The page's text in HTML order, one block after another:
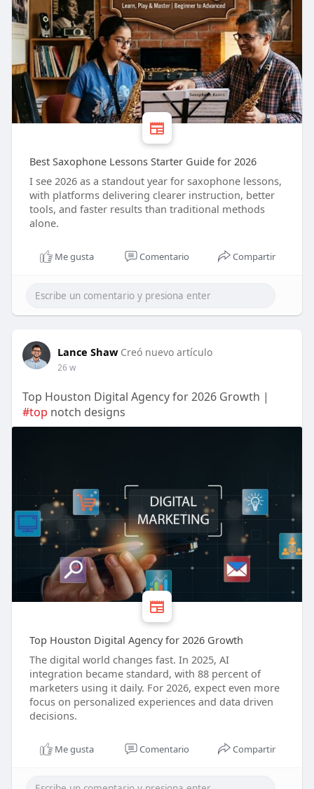
Best Saxophone Lessons Starter Guide for 2026
I see 2026 as a standout year for saxophone lessons,
with platforms delivering clearer instruction, better
tools, and faster results than traditional methods
alone.
Me gusta Comentario Compartir
Lance Shaw Creó nuevo artículo
26 w
Top Houston Digital Agency for 2026 Growth |
#top notch designs
Top Houston Digital Agency for 2026 Growth
The digital world changes fast. In 2025, AI
integration became standard, with 88 percent of
marketers using it daily. For 2026, expect even more
focus on personalized experiences and data driven
decisions.
Me gusta Comentario Compartir